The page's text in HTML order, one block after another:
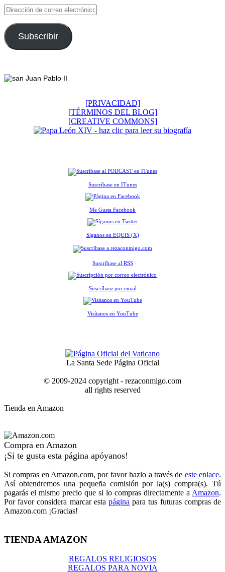
Dirección
de
correo
electrónico
Subscribir
[PRIVACIDAD]
[TÉRMINOS DEL BLOG]
[CREATIVE COMMONS]
Suscríbase en ITunes
Me Gusta Facebook
Síganos en EQUIS (X)
Suscríbase al RSS
Suscríbase por email
Visítanos en YouTube
La Santa Sede Página Oficial
© 2009-2024 copyright - rezaconmigo.com
all rights reserved
Tienda en Amazon
Compra en Amazon
¡Si te gusta esta página apóyanos!
Si compras en Amazon.com, por favor hazlo a través de este enlace.
Así obtendremos una pequeña comisión por la(s) compra(s). Tú
pagarás el mismo precio que si lo compras directamente a Amazon.
Por favor considera marcar esta página para tus futuras compras de
Amazon.com ¡Gracias!
TIENDA AMAZON
REGALOS RELIGIOSOS
REGALOS PARA NOVIA